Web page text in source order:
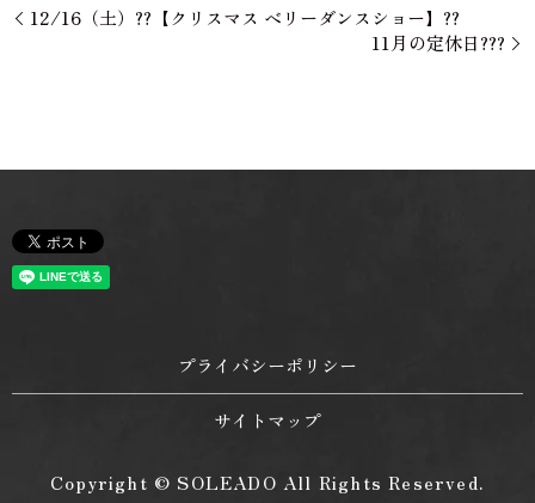
12/16（土）??【クリスマス ベリーダンスショー】??
11月の定休日???
プライバシーポリシー
サイトマップ
Copyright © SOLEADO All Rights Reserved.